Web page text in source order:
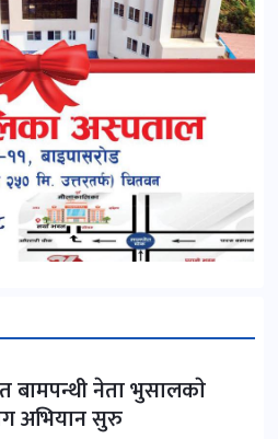
बामपन्थी नेता भुसालकाे
अभियान सुरु